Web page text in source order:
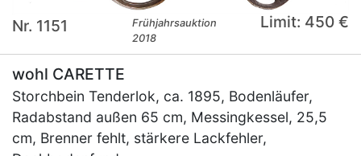
Nr. 1151
Frühjahrsauktion
2018
Limit: 450 €
wohl CARETTE
Storchbein Tenderlok, ca. 1895, Bodenläufer,
Radabstand außen 65 cm, Messingkessel, 25,5
cm, Brenner fehlt, stärkere Lackfehler,